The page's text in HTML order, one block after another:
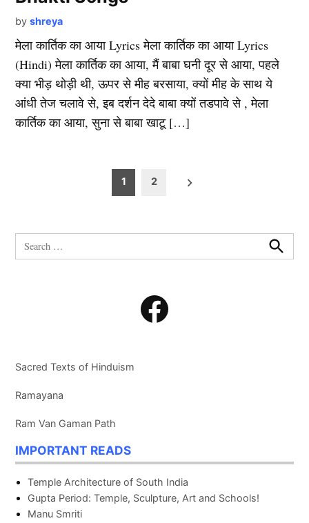
by shreya
मेला कार्तिक का आया Lyrics मेला कार्तिक का आया Lyrics
(Hindi) मेला कार्तिक का आया, मैं बाबा घनी दूर से आया, पहले
क्या भीड़ थोड़ी थी, ऊपर से मीह बरसाया, क्यों मीह के साथ ये
आंधी तेज चलावे से, इब दर्शन देदे बाबा क्यों तडपावे से , मेला
कार्तिक का आया, सुना से बाबा खाटू […]
1 2
Search
for:
Search
Facebook
Sacred Texts of Hinduism
Ramayana
Ram Van Gaman Path
IMPORTANT READS
Temple Architecture of South India
Gupta Period: Temple, Sculpture, Art and Schools!
Manu Smriti